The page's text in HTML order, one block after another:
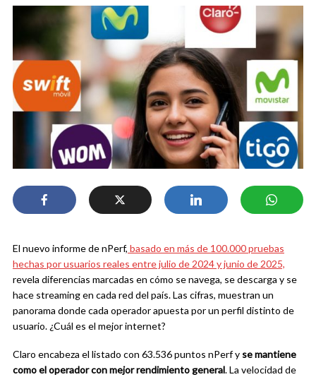
El nuevo informe de nPerf, basado en más de 100.000 pruebas
hechas por usuarios reales entre julio de 2024 y junio de 2025,
revela diferencias marcadas en cómo se navega, se descarga y se
hace streaming en cada red del país. Las cifras, muestran un
panorama donde cada operador apuesta por un perfil distinto de
usuario. ¿Cuál es el mejor internet?
Claro encabeza el listado con 63.536 puntos nPerf y se mantiene
como el operador con mejor rendimiento general. La velocidad de